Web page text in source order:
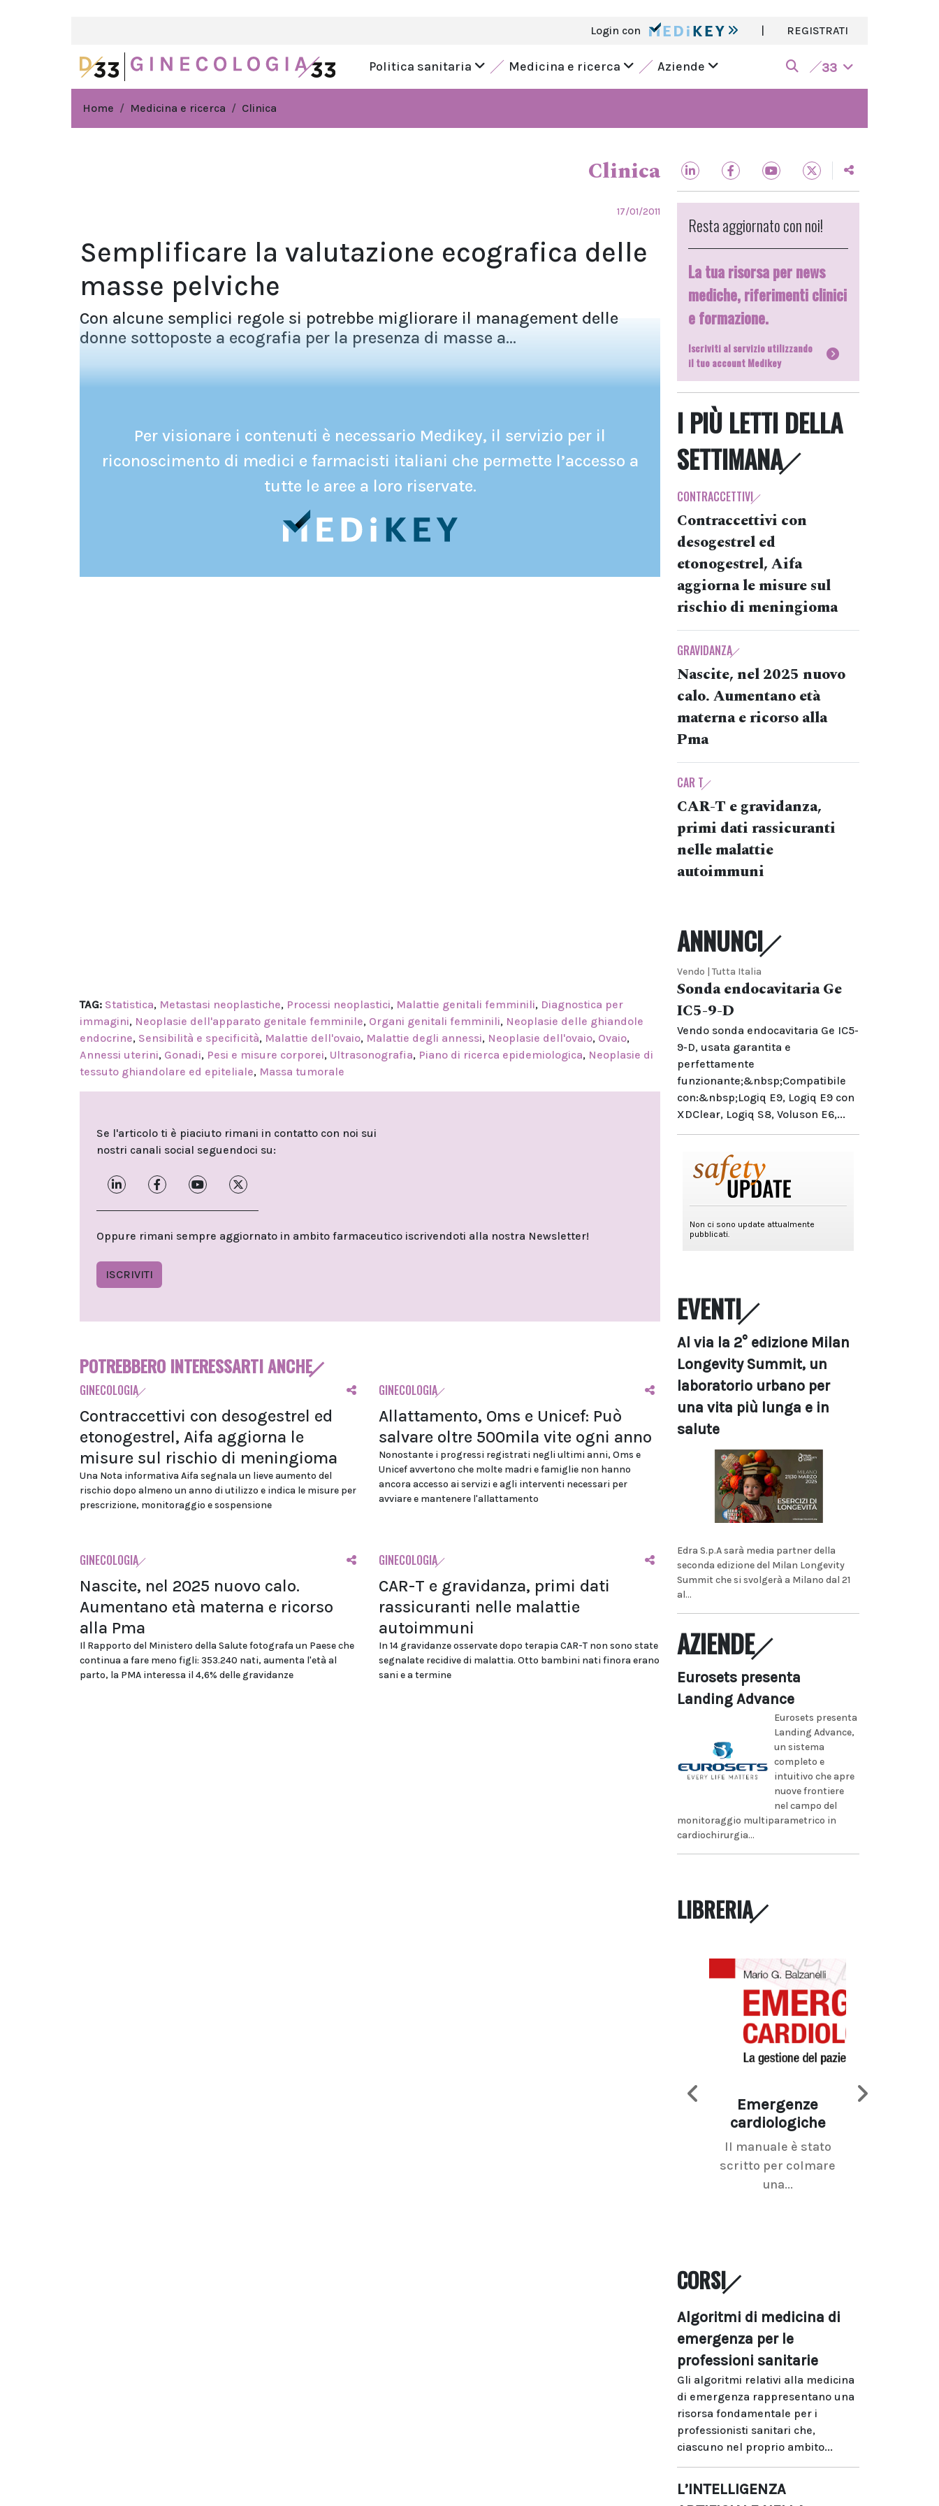
Login con | REGISTRATI
Politica sanitaria Medicina e ricerca Aziende 33
Home Medicina e ricerca Clinica
Clinica
17/01/2011
Semplificare la valutazione ecografica delle
masse pelviche
Con alcune semplici regole si potrebbe migliorare il management delle
donne sottoposte a ecografia per la presenza di masse a...
Per visionare i contenuti è necessario Medikey, il servizio per il
riconoscimento di medici e farmacisti italiani che permette l’accesso a
tutte le aree a loro riservate.
TAG: Statistica, Metastasi neoplastiche, Processi neoplastici, Malattie genitali femminili, Diagnostica per
immagini, Neoplasie dell'apparato genitale femminile, Organi genitali femminili, Neoplasie delle ghiandole
endocrine, Sensibilità e specificità, Malattie dell'ovaio, Malattie degli annessi, Neoplasie dell'ovaio, Ovaio,
Annessi uterini, Gonadi, Pesi e misure corporei, Ultrasonografia, Piano di ricerca epidemiologica, Neoplasie di
tessuto ghiandolare ed epiteliale, Massa tumorale
Se l'articolo ti è piaciuto rimani in contatto con noi sui
nostri canali social seguendoci su:
Oppure rimani sempre aggiornato in ambito farmaceutico iscrivendoti alla nostra Newsletter!
ISCRIVITI
POTREBBERO INTERESSARTI ANCHE
GINECOLOGIA
Contraccettivi con desogestrel ed
etonogestrel, Aifa aggiorna le
misure sul rischio di meningioma
Una Nota informativa Aifa segnala un lieve aumento del
rischio dopo almeno un anno di utilizzo e indica le misure per
prescrizione, monitoraggio e sospensione
GINECOLOGIA
Allattamento, Oms e Unicef: Può
salvare oltre 500mila vite ogni anno
Nonostante i progressi registrati negli ultimi anni, Oms e
Unicef avvertono che molte madri e famiglie non hanno
ancora accesso ai servizi e agli interventi necessari per
avviare e mantenere l'allattamento
GINECOLOGIA
Nascite, nel 2025 nuovo calo.
Aumentano età materna e ricorso
alla Pma
Il Rapporto del Ministero della Salute fotografa un Paese che
continua a fare meno figli: 353.240 nati, aumenta l'età al
parto, la PMA interessa il 4,6% delle gravidanze
GINECOLOGIA
CAR-T e gravidanza, primi dati
rassicuranti nelle malattie
autoimmuni
In 14 gravidanze osservate dopo terapia CAR-T non sono state
segnalate recidive di malattia. Otto bambini nati finora erano
sani e a termine
Resta aggiornato con noi!
La tua risorsa per news
mediche, riferimenti clinici
e formazione.
Iscriviti al servizio utilizzando
il tuo account Medikey
I PIÙ LETTI DELLA
SETTIMANA
CONTRACCETTIVI
Contraccettivi con
desogestrel ed
etonogestrel, Aifa
aggiorna le misure sul
rischio di meningioma
GRAVIDANZA
Nascite, nel 2025 nuovo
calo. Aumentano età
materna e ricorso alla
Pma
CAR T
CAR-T e gravidanza,
primi dati rassicuranti
nelle malattie
autoimmuni
ANNUNCI
Vendo | Tutta Italia
Sonda endocavitaria Ge
IC5-9-D
Vendo sonda endocavitaria Ge IC5-
9-D, usata garantita e
perfettamente
funzionante;&nbsp;Compatibile
con:&nbsp;Logiq E9, Logiq E9 con
XDClear, Logiq S8, Voluson E6,...
EVENTI
Al via la 2° edizione Milan
Longevity Summit, un
laboratorio urbano per
una vita più lunga e in
salute
Edra S.p.A sarà media partner della
seconda edizione del Milan Longevity
Summit che si svolgerà a Milano dal 21
al...
AZIENDE
Eurosets presenta
Landing Advance
Eurosets presenta
Landing Advance,
un sistema
completo e
intuitivo che apre
nuove frontiere
nel campo del
monitoraggio multiparametrico in
cardiochirurgia...
LIBRERIA
Emergenze
cardiologiche
Il manuale è stato
scritto per colmare
una...
CORSI
Algoritmi di medicina di
emergenza per le
professioni sanitarie
Gli algoritmi relativi alla medicina
di emergenza rappresentano una
risorsa fondamentale per i
professionisti sanitari che,
ciascuno nel proprio ambito...
L’INTELLIGENZA